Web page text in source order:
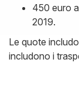
450 euro
2019.
Le quote
includono i